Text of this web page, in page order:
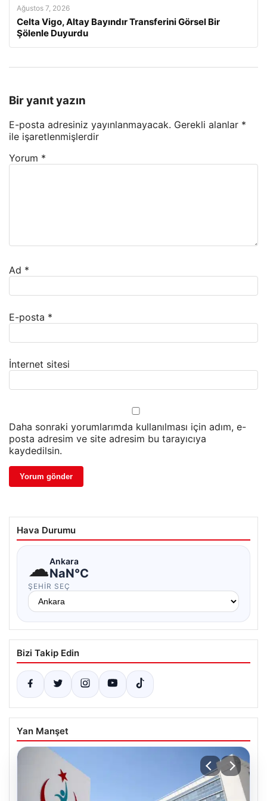
Ağustos 7, 2026
Celta Vigo, Altay Bayındır Transferini Görsel Bir
Şölenle Duyurdu
Bir yanıt yazın
E-posta adresiniz yayınlanmayacak. Gerekli alanlar *
ile işaretlenmişlerdir
Yorum *
Ad *
E-posta *
İnternet sitesi
Daha sonraki yorumlarımda kullanılması için adım, e-
posta adresim ve site adresim bu tarayıcıya
kaydedilsin.
Hava Durumu
☁Ankara
NaN°C
ŞEHIR SEÇ
Bizi Takip Edin
Yan Manşet